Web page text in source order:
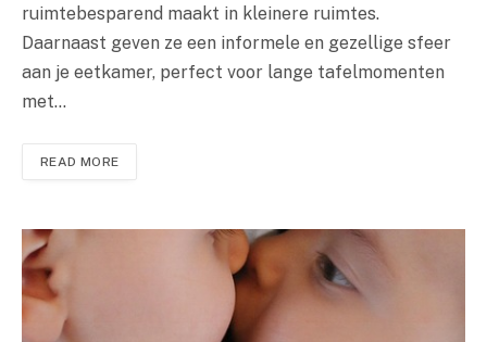
ruimtebesparend maakt in kleinere ruimtes.
Daarnaast geven ze een informele en gezellige sfeer
aan je eetkamer, perfect voor lange tafelmomenten
met…
READ MORE